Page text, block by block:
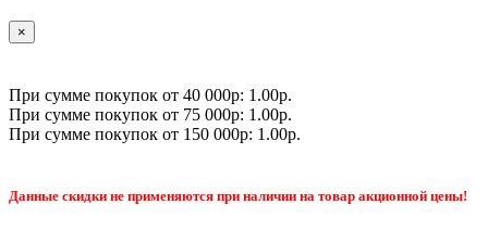
×
При сумме покупок от 40 000р: 1.00р.
При сумме покупок от 75 000р: 1.00р.
При сумме покупок от 150 000р: 1.00р.
Данные скидки не применяются при наличии на товар акционной цены!